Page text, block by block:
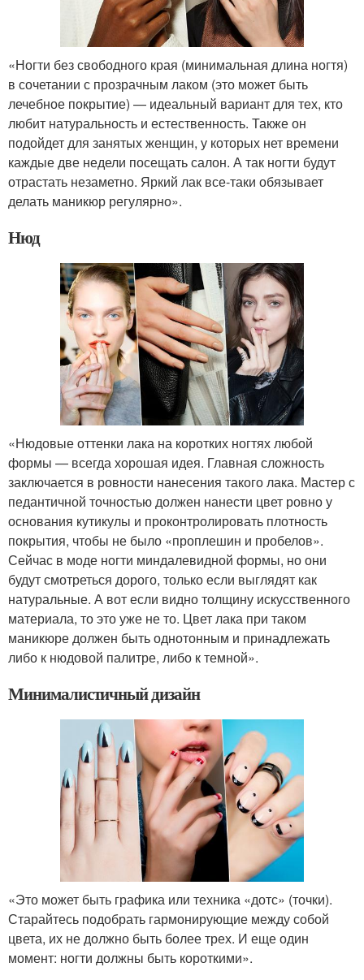
«Ногти без свободного края (минимальная длина ногтя)
в сочетании с прозрачным лаком (это может быть
лечебное покрытие) — идеальный вариант для тех, кто
любит натуральность и естественность. Также он
подойдет для занятых женщин, у которых нет времени
каждые две недели посещать салон. А так ногти будут
отрастать незаметно. Яркий лак все-таки обязывает
делать маникюр регулярно».
Нюд
«Нюдовые оттенки лака на коротких ногтях любой
формы — всегда хорошая идея. Главная сложность
заключается в ровности нанесения такого лака. Мастер с
педантичной точностью должен нанести цвет ровно у
основания кутикулы и проконтролировать плотность
покрытия, чтобы не было «проплешин и пробелов».
Сейчас в моде ногти миндалевидной формы, но они
будут смотреться дорого, только если выглядят как
натуральные. А вот если видно толщину искусственного
материала, то это уже не то. Цвет лака при таком
маникюре должен быть однотонным и принадлежать
либо к нюдовой палитре, либо к темной».
Минималистичный дизайн
«Это может быть графика или техника «дотс» (точки).
Старайтесь подобрать гармонирующие между собой
цвета, их не должно быть более трех. И еще один
момент: ногти должны быть короткими».